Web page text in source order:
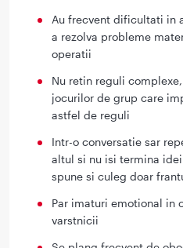
Au frecvent dificultati in
a rezolva probleme
operatii
Nu retin reguli
jocurilor de grup care
astfel de reguli
Intr-o conversatie sar
altul si nu isi termina
spune si culeg doar
Par imaturi emotional in
varstnicii